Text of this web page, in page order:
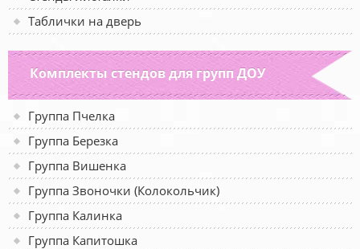
Таблички на дверь
Комплекты стендов для групп ДОУ
Группа Пчелка
Группа Березка
Группа Вишенка
Группа Звоночки (Колокольчик)
Группа Калинка
Группа Капитошка